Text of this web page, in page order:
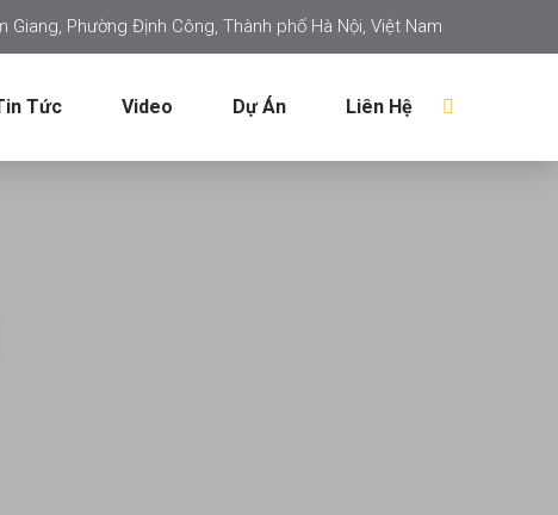
Giang, Phường Định Công, Thành phố Hà Nội, Việt Nam
Tức Video Dự Án Liên Hệ